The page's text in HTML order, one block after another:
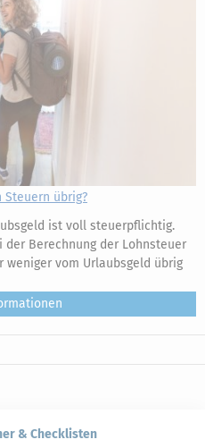
übrig?
ist voll steuerpflichtig.
Berechnung der Lohnsteuer
vom Urlaubsgeld übrig
& Checklisten